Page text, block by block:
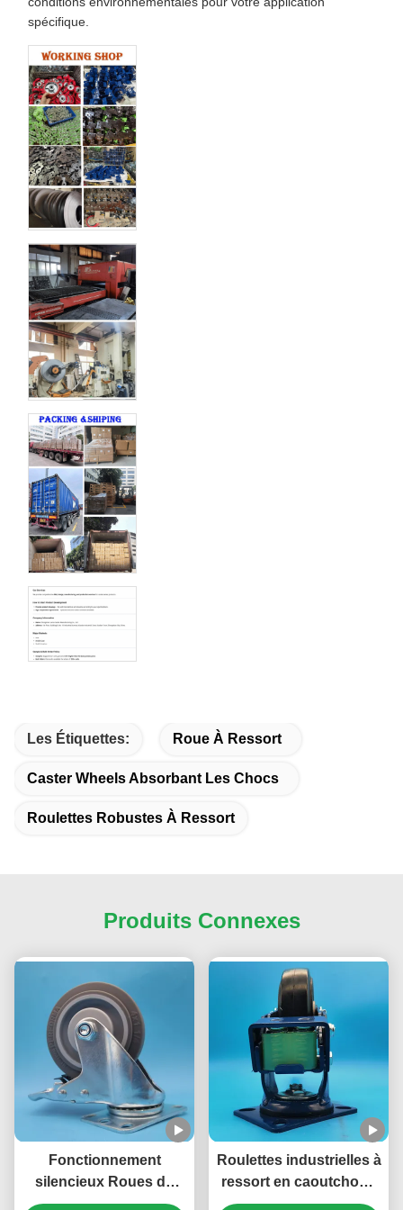
spécifique.
Les Étiquettes: Roue À Ressort
Caster Wheels Absorbant Les Chocs
Roulettes Robustes À Ressort
Produits Connexes
Fonctionnement
silencieux Roues de
roulement industrielles
Roulettes industrielles à
ressort en caoutchouc
Excellentes roulettes